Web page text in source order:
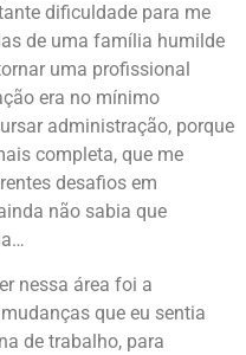
dificuldade para me
de uma família humilde
uma profissional
era no mínimo
administração, porque
completa, que me
desafios em
não sabia que
nessa área foi a
que eu sentia
de trabalho, para